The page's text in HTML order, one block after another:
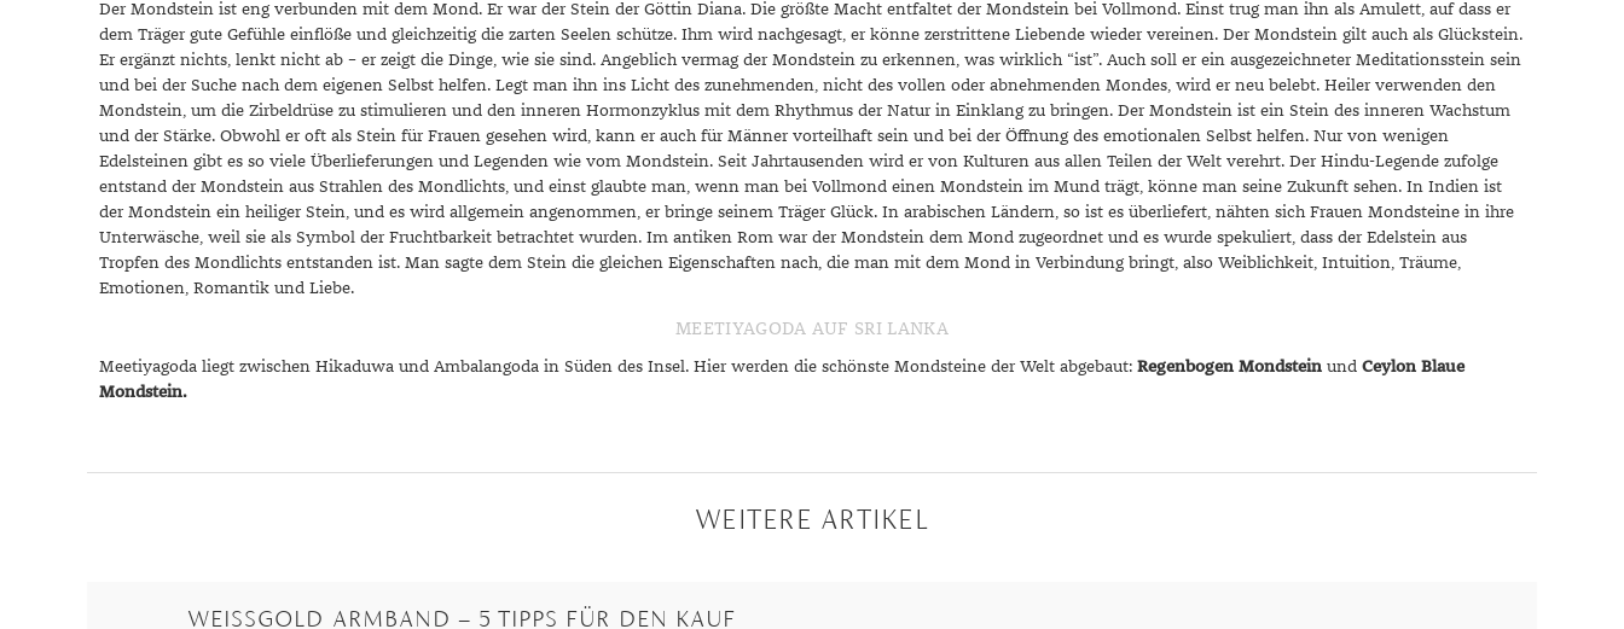
Der Mondstein ist eng verbunden mit dem Mond. Er war der Stein der Göttin Diana. Die größte Macht entfaltet der Mondstein bei Vollmond. Einst trug man ihn als Amulett, auf dass er
dem Träger gute Gefühle einflöße und gleichzeitig die zarten Seelen schütze. Ihm wird nachgesagt, er könne zerstrittene Liebende wieder vereinen. Der Mondstein gilt auch als Glückstein.
Er ergänzt nichts, lenkt nicht ab – er zeigt die Dinge, wie sie sind. Angeblich vermag der Mondstein zu erkennen, was wirklich “ist”. Auch soll er ein ausgezeichneter Meditationsstein sein
und bei der Suche nach dem eigenen Selbst helfen. Legt man ihn ins Licht des zunehmenden, nicht des vollen oder abnehmenden Mondes, wird er neu belebt. Heiler verwenden den
Mondstein, um die Zirbeldrüse zu stimulieren und den inneren Hormonzyklus mit dem Rhythmus der Natur in Einklang zu bringen. Der Mondstein ist ein Stein des inneren Wachstum
und der Stärke. Obwohl er oft als Stein für Frauen gesehen wird, kann er auch für Männer vorteilhaft sein und bei der Öffnung des emotionalen Selbst helfen. Nur von wenigen
Edelsteinen gibt es so viele Überlieferungen und Legenden wie vom Mondstein. Seit Jahrtausenden wird er von Kulturen aus allen Teilen der Welt verehrt. Der Hindu-Legende zufolge
entstand der Mondstein aus Strahlen des Mondlichts, und einst glaubte man, wenn man bei Vollmond einen Mondstein im Mund trägt, könne man seine Zukunft sehen. In Indien ist
der Mondstein ein heiliger Stein, und es wird allgemein angenommen, er bringe seinem Träger Glück. In arabischen Ländern, so ist es überliefert, nähten sich Frauen Mondsteine in ihre
Unterwäsche, weil sie als Symbol der Fruchtbarkeit betrachtet wurden. Im antiken Rom war der Mondstein dem Mond zugeordnet und es wurde spekuliert, dass der Edelstein aus
Tropfen des Mondlichts entstanden ist. Man sagte dem Stein die gleichen Eigenschaften nach, die man mit dem Mond in Verbindung bringt, also Weiblichkeit, Intuition, Träume,
Emotionen, Romantik und Liebe.
MEETIYAGODA AUF SRI LANKA
Meetiyagoda liegt zwischen Hikaduwa und Ambalangoda in Süden des Insel. Hier werden die schönste Mondsteine der Welt abgebaut: Regenbogen Mondstein und Ceylon Blaue
Mondstein.
WEITERE ARTIKEL
WEISSGOLD ARMBAND – 5 TIPPS FÜR DEN KAUF